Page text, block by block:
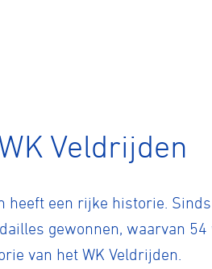
Veldrijden
heeft een rijke historie.
gewonnen, waarvan
van het WK Veldrijden.